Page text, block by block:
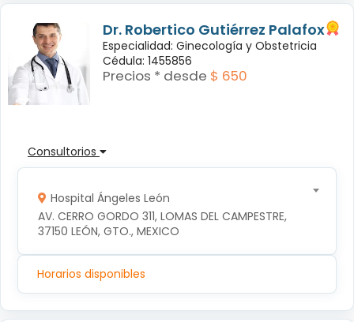
Dr. Robertico Gutiérrez Palafox
Especialidad: Ginecología y Obstetricia
Cédula: 1455856
Precios * desde $ 650
Consultorios
Hospital Ángeles León
AV. CERRO GORDO 311, LOMAS DEL CAMPESTRE,
37150 LEÓN, GTO., MEXICO
Horarios disponibles